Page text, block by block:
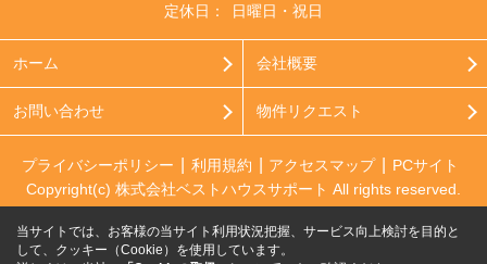
定休日：
日曜日・祝日
ホーム 会社概要
お問い合わせ 物件リクエスト
プライバシーポリシー 利用規約 アクセスマップ
PCサイト
Copyright(c) 株式会社ベストハウスサポート All rights reserved.
当サイトでは、お客様の当サイト利用状況把握、サービス向上検討を目的と
して、クッキー（Cookie）を使用しています。